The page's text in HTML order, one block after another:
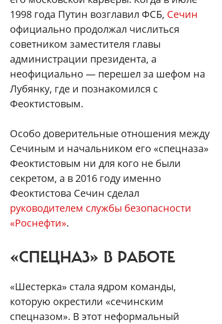
1998 года Путин возглавил ФСБ, Сечин
официально продолжал числиться
советником заместителя главы
администрации президента, а
неофициально — перешел за шефом на
Лубянку, где и познакомился с
Феоктистовым.
Особо доверительные отношения между
Сечиным и начальником его «спецназа»
Феоктистовым ни для кого не были
секретом, а в 2016 году именно
Феоктистова Сечин сделал
руководителем службы безопасности
«Роснефти».
«СПЕЦНАЗ» В РАБОТЕ
«Шестерка» стала ядром команды,
которую окрестили «сечинским
спецназом». В этот неформальный